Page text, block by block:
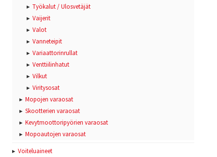
Työkalut / Ulosvetäjät
Vaijerit
Valot
Vanneteipit
Variaattorinrullat
Venttiilinhatut
Vilkut
Viritysosat
Mopojen varaosat
Skootterien varaosat
Kevytmoottoripyörien varaosat
Mopoautojen varaosat
Voiteluaineet